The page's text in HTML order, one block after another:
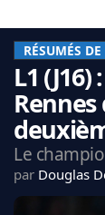
LA CHARTE
VIE PRIVÉE
CGU
MERCATO
RÉSUMÉS
L1
Le
par Douglas